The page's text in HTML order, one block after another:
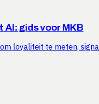
gids voor MKB
loyaliteit te meten,